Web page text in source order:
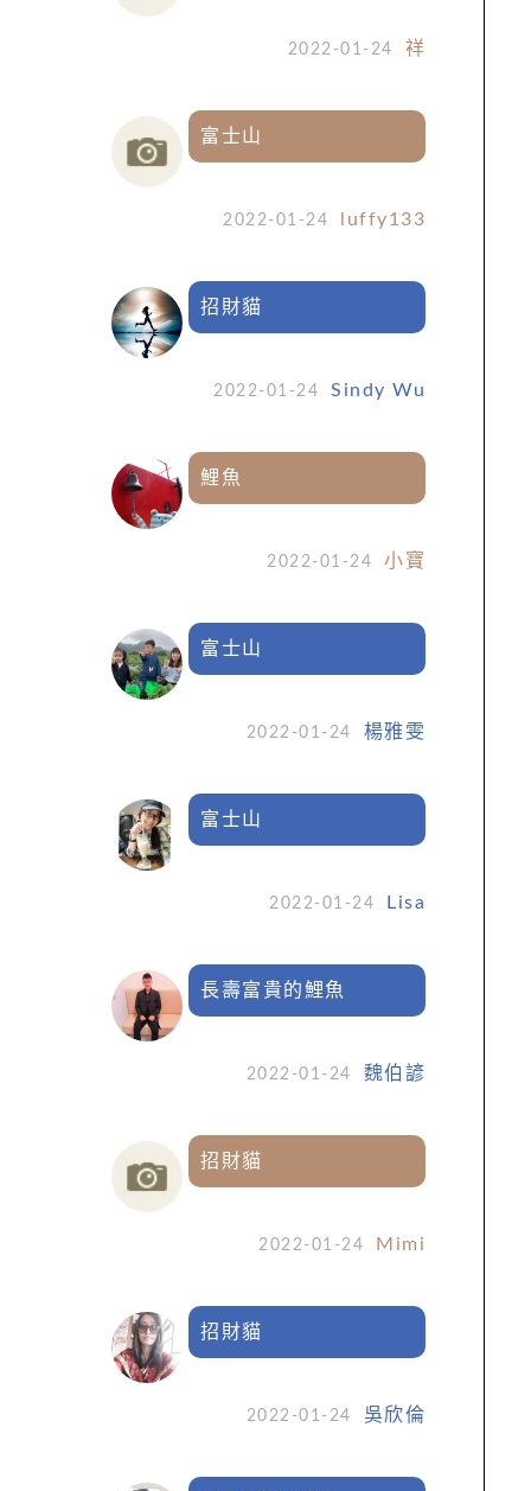
2022-01-24 祥
富士山
2022-01-24 luffy133
招財貓
2022-01-24 Sindy Wu
鯉魚
2022-01-24 小寶
富士山
2022-01-24 楊雅雯
富士山
2022-01-24 Lisa
長壽富貴的鯉魚
2022-01-24 魏伯諺
招財貓
2022-01-24 Mimi
招財貓
2022-01-24 吳欣倫